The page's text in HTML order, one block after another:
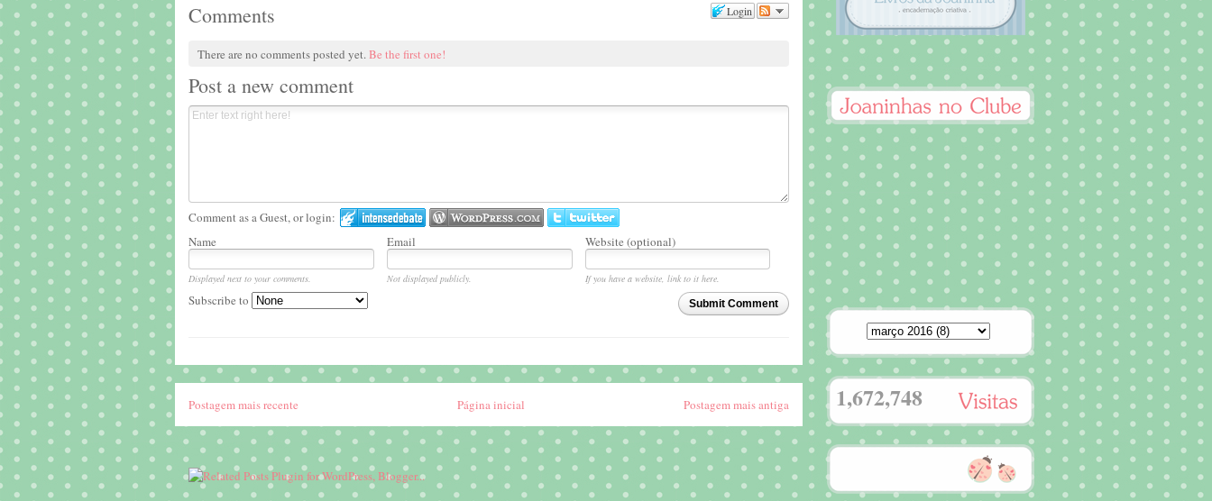
Login
Comments
There are no comments posted yet.Be the first one!
Post a new comment
Comment as a Guest, or login:
Name
Email Website (optional)
Displayed next to your comments. Not displayed publicly.
If you have a website, link to it here.
Submit Comment
Subscribe to
Postagem mais recente Postagem mais antiga
Página inicial 1,672,748